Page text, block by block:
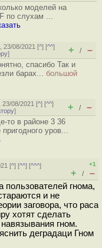
моделей на
по слухам ...
23/08/2021 [^] [^^]
] + / –
спасибо Так и
барах... большой
23/08/2021 [^] [^^]
] + / –
то в районе 3 36
уров...
[^] [^^] [^^^]
+1
+ / –
пользователей гнома,
и не
заговора, что раса
хотят сделать
гном.
деградаци Гном